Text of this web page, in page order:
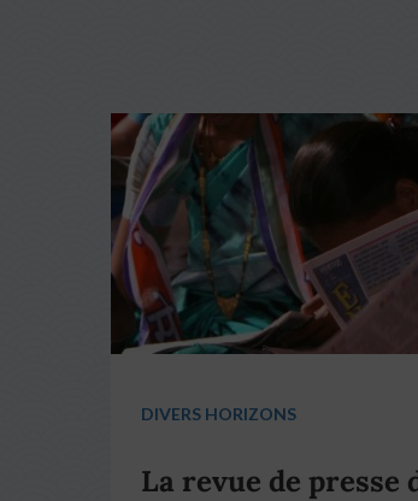
DIVERS HORIZONS
La revue de presse